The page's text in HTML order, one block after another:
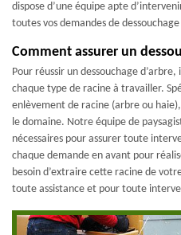
dispose d’une équipe apte
toutes vos demandes de
Comment assurer un
Pour réussir un dessouchage
chaque type de racine à travailler.
enlèvement de racine (arbre ou
le domaine. Notre équipe de
nécessaires pour assurer toute
chaque demande en avant pour
besoin d’extraire cette racine de
toute assistance et pour toute